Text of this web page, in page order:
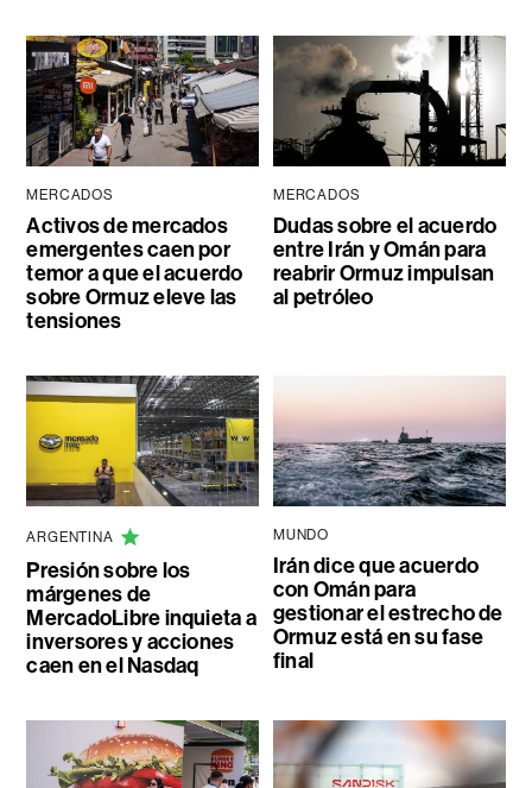
MERCADOS
Activos de mercados
emergentes caen por
temor a que el acuerdo
sobre Ormuz eleve las
tensiones
MERCADOS
Dudas sobre el acuerdo
entre Irán y Omán para
reabrir Ormuz impulsan
al petróleo
ARGENTINA
Presión sobre los
márgenes de
MercadoLibre inquieta a
inversores y acciones
caen en el Nasdaq
MUNDO
Irán dice que acuerdo
con Omán para
gestionar el estrecho de
Ormuz está en su fase
final